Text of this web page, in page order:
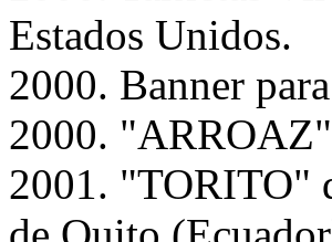
Estados Unidos.
2000. Banner para
2000.
2001. "TORITO"